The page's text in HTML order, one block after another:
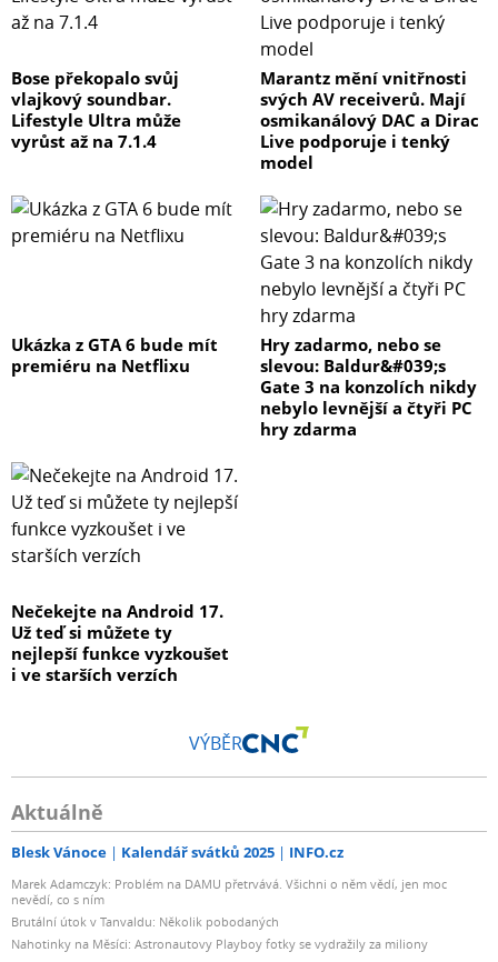
Bose překopalo svůj
vlajkový soundbar.
Lifestyle Ultra může
vyrůst až na 7.1.4
Marantz mění vnitřnosti
svých AV receiverů. Mají
osmikanálový DAC a Dirac
Live podporuje i tenký
model
Ukázka z GTA 6 bude mít
premiéru na Netflixu
Hry zadarmo, nebo se
slevou: Baldur&#039;s
Gate 3 na konzolích nikdy
nebylo levnější a čtyři PC
hry zdarma
Nečekejte na Android 17.
Už teď si můžete ty
nejlepší funkce vyzkoušet
i ve starších verzích
VÝBĚR
Aktuálně
Blesk Vánoce Kalendář svátků 2025 INFO.cz
Marek Adamczyk: Problém na DAMU přetrvává. Všichni o něm vědí, jen moc
nevědí, co s ním
Brutální útok v Tanvaldu: Několik pobodaných
Nahotinky na Měsíci: Astronautovy Playboy fotky se vydražily za miliony